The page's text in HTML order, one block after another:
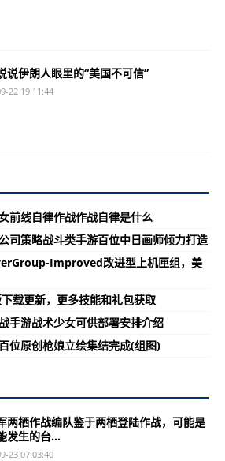
说伊朗人眼里的“美国不可信”
22 19:11:44
前线自律作战作战自律是什么
司策略战斗类手游百位中日画师倾力打造
Improved改进型上机匣组，美
载更新，更多技能和礼包获取
手游战术少女可供部署安排介绍
位原创枪娘立绘集结完成(组图)
两栖作战编队鉴于两栖登陆作战，可能是
发生的台...
23 07:03:40